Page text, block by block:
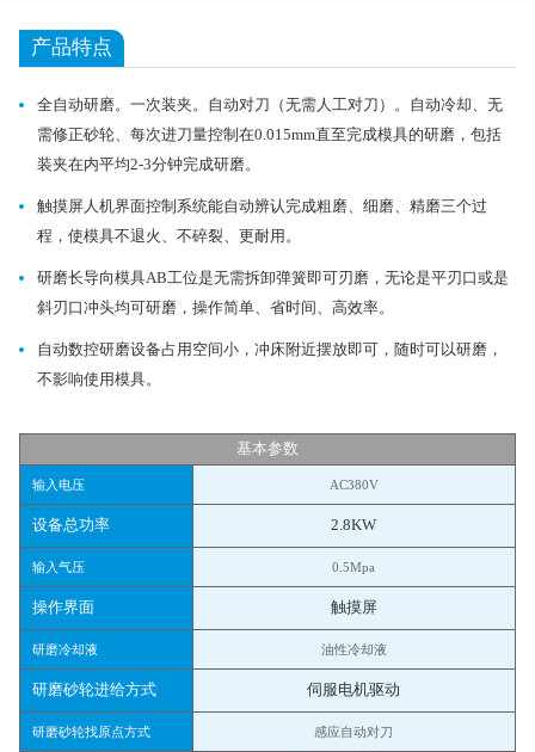
产品特点
全自动研磨。一次装夹。自动对刀（无需人工对刀）。自动冷却、无
需修正砂轮、每次进刀量控制在0.015mm直至完成模具的研磨，包括
装夹在内平均2-3分钟完成研磨。
触摸屏人机界面控制系统能自动辨认完成粗磨、细磨、精磨三个过
程，使模具不退火、不碎裂、更耐用。
研磨长导向模具AB工位是无需拆卸弹簧即可刃磨，无论是平刃口或是
斜刃口冲头均可研磨，操作简单、省时间、高效率。
自动数控研磨设备占用空间小，冲床附近摆放即可，随时可以研磨，
不影响使用模具。
基本参数
输入电压 AC380V
设备总功率 2.8KW
输入气压 0.5Mpa
操作界面 触摸屏
研磨冷却液 油性冷却液
研磨砂轮进给方式 伺服电机驱动
研磨砂轮找原点方式 感应自动对刀